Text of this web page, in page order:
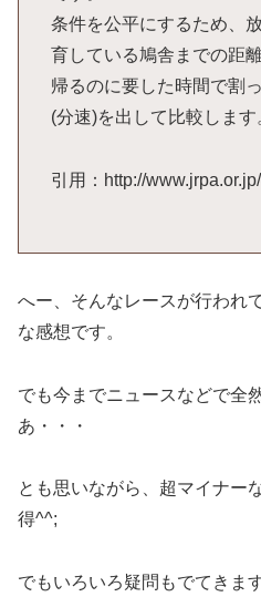
条件を公平にするため、
育している鳩舎までの距
帰るのに要した時間で割
(分速)を出して比較します
引用：http://
へー、そんなレースが行われ
な感想です。
でも今までニュースなどで全
あ・・・
とも思いながら、超マイナー
得^^;
でもいろいろ疑問もでてきます